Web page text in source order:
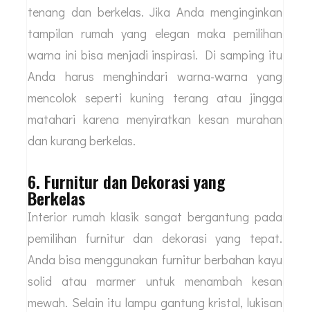
tenang dan berkelas. Jika Anda menginginkan
tampilan rumah yang elegan maka pemilihan
warna ini bisa menjadi inspirasi. Di samping itu
Anda harus menghindari warna-warna yang
mencolok seperti kuning terang atau jingga
matahari karena menyiratkan kesan murahan
dan kurang berkelas.
6. Furnitur dan Dekorasi yang
Berkelas
Interior rumah klasik sangat bergantung pada
pemilihan furnitur dan dekorasi yang tepat.
Anda bisa menggunakan furnitur berbahan kayu
solid atau marmer untuk menambah kesan
mewah. Selain itu lampu gantung kristal, lukisan